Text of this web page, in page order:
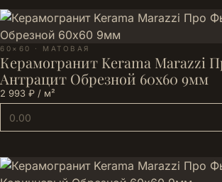
60×60 · МАТОВАЯ
Керамогранит Kerama Marazzi
Антрацит Обрезной 60x60 9мм
2 993 ₽ / м²